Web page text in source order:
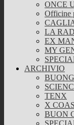
ONCE
Officine
LA
EX
MY
ARCHIVIO
TENX
X
BUON